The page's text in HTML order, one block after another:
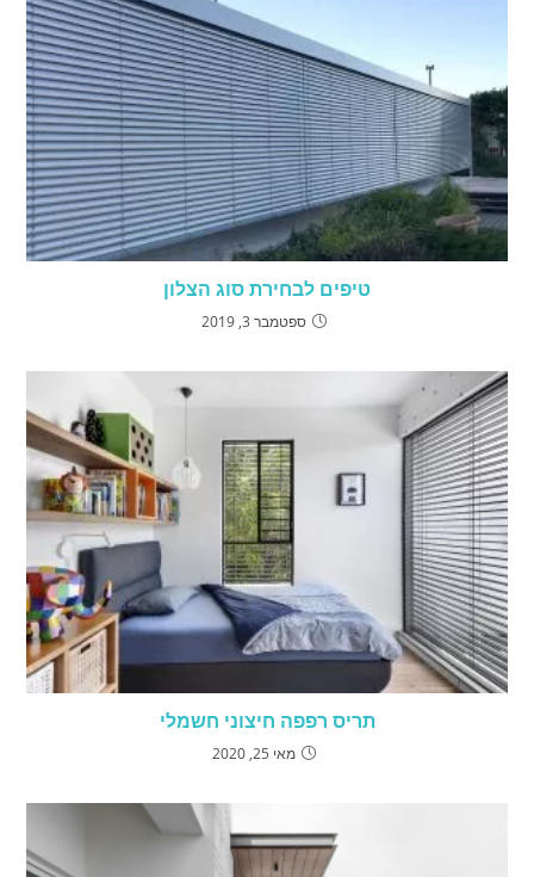
טיפים לבחירת סוג הצלון
ספטמבר 3, 2019
תריס רפפה חיצוני חשמלי
מאי 25, 2020